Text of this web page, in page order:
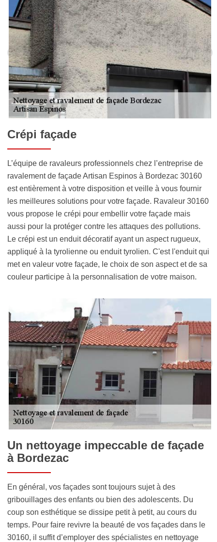
Crépi façade
L’équipe de ravaleurs professionnels chez l’entreprise de
ravalement de façade Artisan Espinos à Bordezac 30160
est entièrement à votre disposition et veille à vous fournir
les meilleures solutions pour votre façade. Ravaleur 30160
vous propose le crépi pour embellir votre façade mais
aussi pour la protéger contre les attaques des pollutions.
Le crépi est un enduit décoratif ayant un aspect rugueux,
appliqué à la tyrolienne ou enduit tyrolien. C'est l'enduit qui
met en valeur votre façade, le choix de son aspect et de sa
couleur participe à la personnalisation de votre maison.
Un nettoyage impeccable de façade
à Bordezac
En général, vos façades sont toujours sujet à des
gribouillages des enfants ou bien des adolescents. Du
coup son esthétique se dissipe petit à petit, au cours du
temps. Pour faire revivre la beauté de vos façades dans le
30160, il suffit d’employer des spécialistes en nettoyage